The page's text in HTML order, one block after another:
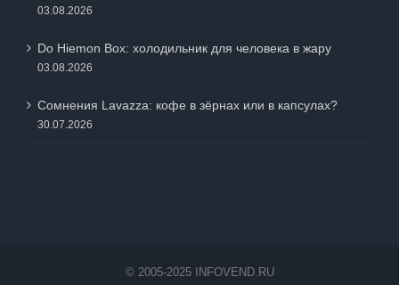
03.08.2026
Do Hiemon Box: холодильник для человека в жару
03.08.2026
Сомнения Lavazza: кофе в зёрнах или в капсулах?
30.07.2026
© 2005-2025 INFOVEND.RU